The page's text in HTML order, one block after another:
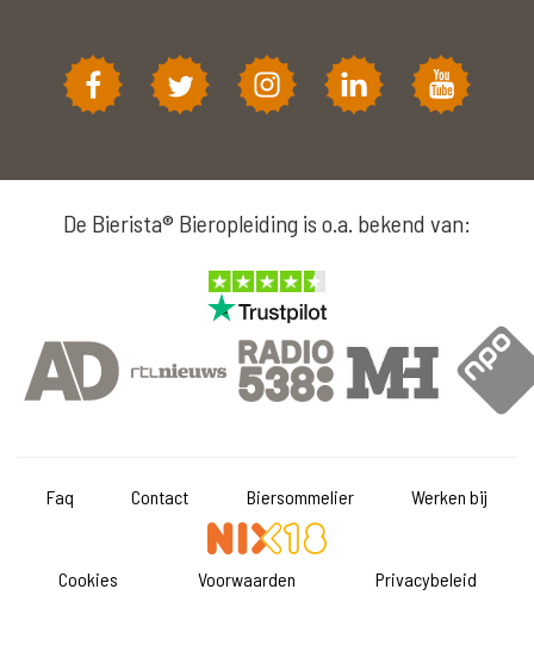
De Bierista® Bieropleiding is o.a. bekend van:
Faq Contact Biersommelier Werken bij
Cookies Voorwaarden Privacybeleid